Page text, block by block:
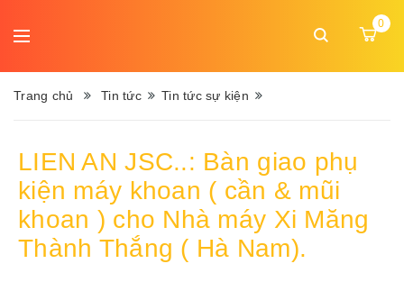
MỤC
ngữ:
chủ
Giới
thiệu
0
Trang chủ Tin tức Tin tức sự kiện
LIEN AN JSC..: Bàn giao phụ
kiện máy khoan ( cần & mũi
khoan ) cho Nhà máy Xi Măng
Thành Thắng ( Hà Nam).